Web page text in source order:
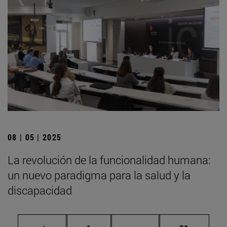
08 | 05 | 2025
La revolución de la funcionalidad humana:
un nuevo paradigma para la salud y la
discapacidad